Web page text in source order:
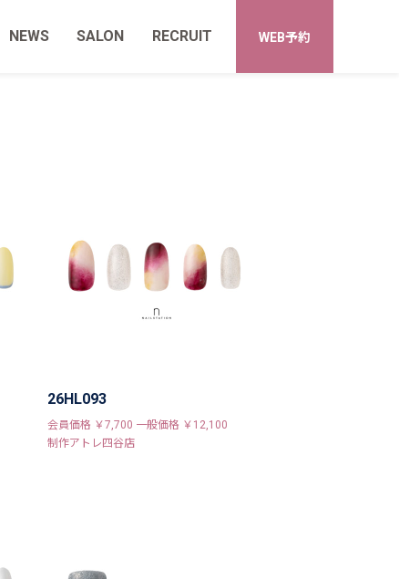
NEWS SALON RECRUIT WEB予約
26HL093
会員価格 ￥7,700 一般価格 ￥12,100
制作アトレ四谷店